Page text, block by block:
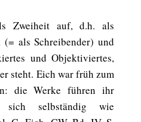
Zweiheit auf, d.h. als
als Schreibender) und
und Objektiviertes,
steht. Eich war früh zum
die Werke führen ihr
sich selbständig wie